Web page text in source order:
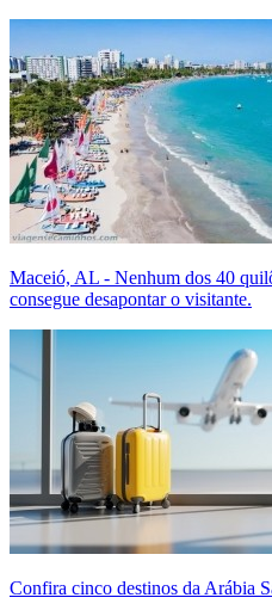
Maceió, AL - Nenhum dos 40
consegue desapontar o visitante.
Confira cinco destinos da Arábia